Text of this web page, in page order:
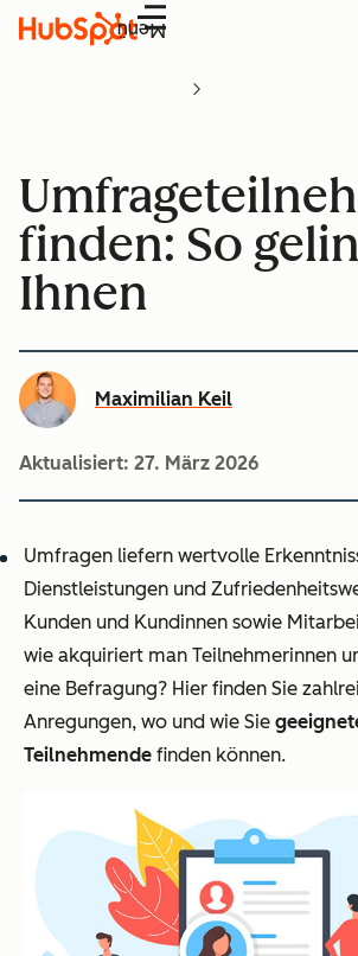
Menü
finden: So
Ihnen
Maximilian Keil
Aktualisiert: 27. März 2026
Umfragen liefern wertvolle
Dienstleistungen und
Kunden und Kundinnen sowie
wie akquiriert man Teilnehmerinnen
eine Befragung? Hier finden Sie
Anregungen, wo und wie Sie
Teilnehmende finden können.